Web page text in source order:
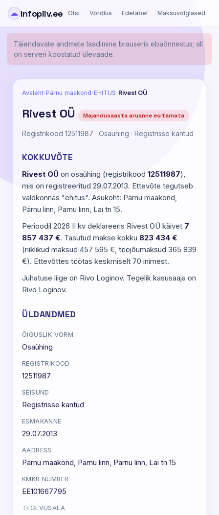
☁ Infopilv.ee Otsi Võrdlus Edetabel Maksuvõlglased
Täiendavate andmete laadimine brauseris ebaõnnestus; all
on serveri koostatud ülevaade.
Avaleht›Pärnu maakond›EHITUS›Rivest OÜ
Rivest OÜ Majandusaasta aruanne esitamata
Registrikood 12511987 · Osaühing · Registrisse kantud
KOKKUVÕTE
Rivest OÜ on osaühing (registrikood 12511987),
mis on registreeritud 29.07.2013. Ettevõte tegutseb
valdkonnas "ehitus". Asukoht: Pärnu maakond,
Pärnu linn, Pärnu linn, Lai tn 15.
Perioodil 2026 II kv deklareeris Rivest OÜ käivet 7
857 437 €. Tasutud makse kokku 823 434 €
(riiklikud maksud 457 595 €, tööjõumaksud 365 839
€). Ettevõttes töötas keskmiselt 70 inimest.
Juhatuse liige on Rivo Loginov. Tegelik kasusaaja on
Rivo Loginov.
ÜLDANDMED
ÕIGUSLIK VORM
Osaühing
REGISTRIKOOD
12511987
SEISUND
Registrisse kantud
ESMAKANNE
29.07.2013
AADRESS
Pärnu maakond, Pärnu linn, Pärnu linn, Lai tn 15
KMKR NUMBER
EE101667795
TEGEVUSALA